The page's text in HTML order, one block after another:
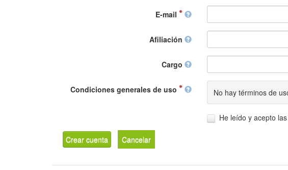
E-mail
Afiliación
Cargo
Condiciones generales de uso No hay términos de
He leído y acepto
Crear cuenta Cancelar